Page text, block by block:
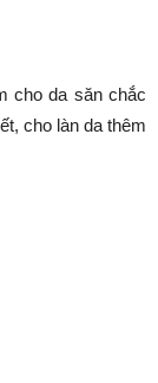
cho da săn chắc
cho làn da thêm